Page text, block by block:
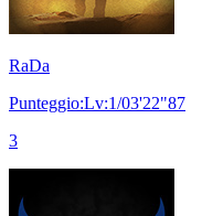
RaDa
Punteggio:Lv:1/03'22"87
3